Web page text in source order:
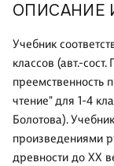
ОПИСАНИЕ
Учебник
классов (авт.-
преемственность
чтение" для 1-4
Болотова).
произведениями
древности до XX